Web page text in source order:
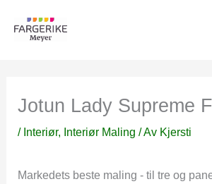
rett
Jotun Lady Supreme
/ Interiør, Interiør Maling / Av Kjersti
Markedets beste maling - til tre og